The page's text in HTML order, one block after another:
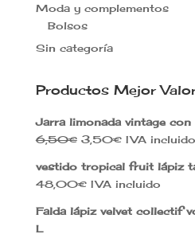
Moda y complementos
Bolsos
Sin categoría
Productos Mejor
Jarra limonada vintage
6,50€ El
original
era:
6,50€.
3,50€El
actual
es:
3,50€.
IVA incluido
vestido tropical fruit lápiz
48,00€ IVA incluido
Falda lápiz velvet collectif
L